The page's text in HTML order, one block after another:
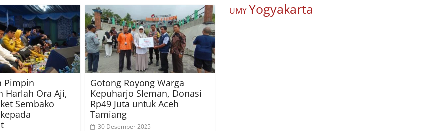
Pimpin
Harlah Ora Aji,
Sembako
Gotong Royong Warga
Kepuharjo Sleman, Donasi
Rp49 Juta untuk Aceh
Tamiang
30 Desember 2025
UMYYogyakarta